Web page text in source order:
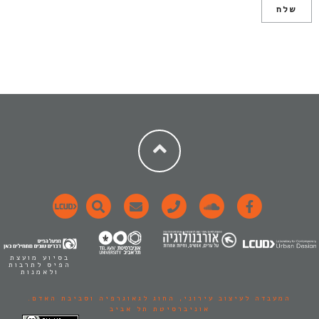
בסיוע מועצת
הפיס לתרבות
ולאמנות
המעבדה לעיצוב עירוני,
החוג לגאוגרפיה וסביבת האדם.
אוניברסיטת תל אביב